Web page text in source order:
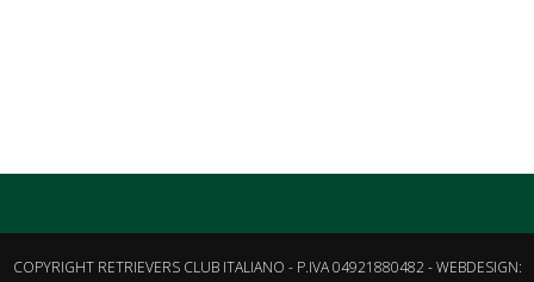
COPYRIGHT RETRIEVERS CLUB ITALIANO - P.IVA 04921880482 - WEBDESIGN: